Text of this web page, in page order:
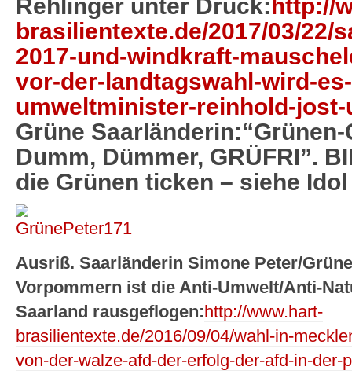
Rehlinger unter Druck:http://
brasilientexte.de/2017/03/22/
2017-und-windkraft-
vor-der-landtagswahl-wird-
umweltminister-reinhold-
Grüne
Dumm, Dümmer, GRÜFRI”.
die Grünen ticken – siehe
Ausriß. Saarländerin Simone Peter/
Vorpommern ist die Anti-Umwelt/Anti-
Saarland rausgeflogen:http://www.hart-
brasilientexte.de/2016/09/04/wahl-in-
von-der-walze-afd-der-erfolg-der-afd-in-der-